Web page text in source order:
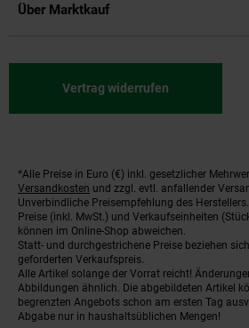
Über Marktkauf
Vertrag widerrufen
Fußnoten
*Alle Preise in Euro (€) inkl. gesetzlicher
Versandkosten und zzgl. evtl. anfallender
Unverbindliche Preisempfehlung des Herstellers.
Preise (inkl. MwSt.) und Verkaufseinheiten
können im Online-Shop abweichen.
Statt- und durchgestrichene Preise beziehen
geforderten Verkaufspreis.
Alle Artikel solange der Vorrat reicht!
Abbildungen ähnlich. Die abgebildeten Artikel
begrenzten Angebots schon am ersten Tag
Abgabe nur in haushaltsüblichen Mengen!